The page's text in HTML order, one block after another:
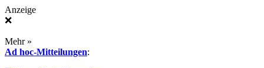
Anzeige
❌
Mehr »
Ad hoc-Mitteilungen: